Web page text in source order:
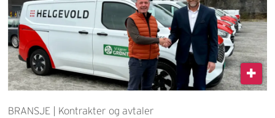
BRANSJE | Kontrakter og avtaler